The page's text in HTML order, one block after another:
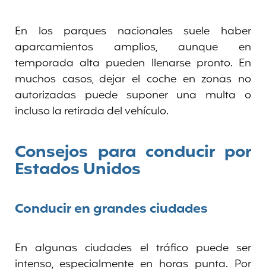
En los parques nacionales suele haber
aparcamientos amplios, aunque en
temporada alta pueden llenarse pronto. En
muchos casos, dejar el coche en zonas no
autorizadas puede suponer una multa o
incluso la retirada del vehículo.
Consejos para conducir por
Estados Unidos
Conducir en grandes ciudades
En algunas ciudades el tráfico puede ser
intenso, especialmente en horas punta. Por